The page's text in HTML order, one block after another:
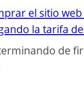
el sitio
la tarifa
de